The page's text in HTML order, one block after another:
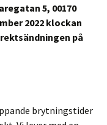
5, 00170
2022 klockan
på
brytningstider